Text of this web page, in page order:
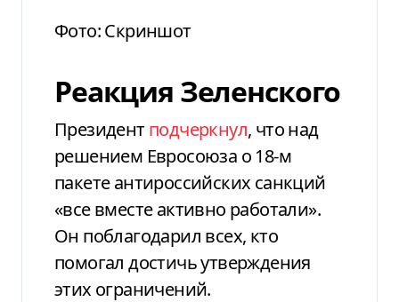
Фото: Скриншот
Реакция Зеленского
Президентподчеркнул, что над
решением Евросоюза о 18-м
пакете антироссийских санкций
«все вместе активно работали».
Он поблагодарил всех, кто
помогал достичь утверждения
этих ограничений.